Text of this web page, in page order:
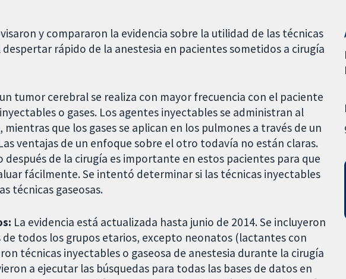
y compararon la evidencia sobre la utilidad de las técnicas
rápido de la anestesia en pacientes sometidos a cirugía
tumor cerebral se realiza con mayor frecuencia con el paciente
o gases. Los agentes inyectables se administran al
que los gases se aplican en los pulmones a través de un
ventajas de un enfoque sobre el otro todavía no están claras.
de la cirugía es importante en estos pacientes para que
fácilmente. Se intentó determinar si las técnicas inyectables
técnicas gaseosas.
La evidencia está actualizada hasta junio de 2014. Se incluyeron
todos los grupos etarios, excepto neonatos (lactantes con
técnicas inyectables o gaseosa de anestesia durante la cirugía
a ejecutar las búsquedas para todas las bases de datos en